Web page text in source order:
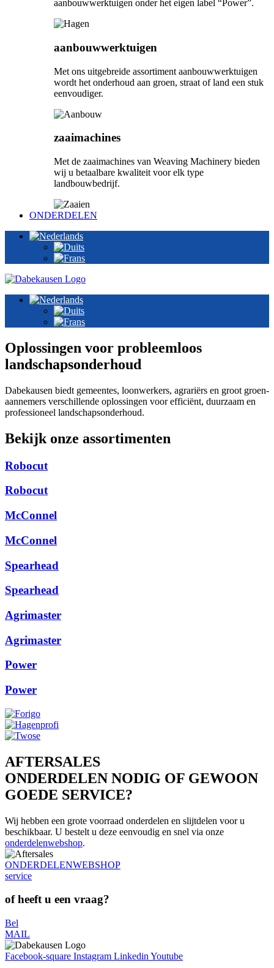
aanbouwwerktuigen onder het eigen label “Power”.
aanbouwwerktuigen
Met ons uitgebreide assortiment aanbouwwerktuigen
wordt het onderhoud aan groen, straat of land een stuk
eenvoudiger.
zaaimachines
Met de zaaimachines van Weaving Machinery bieden
wij u betaalbare kwaliteit voor elk type
landbouwbedrijf.
ONDERDELEN
Oplossingen voor probleem­loos
landschaps­onderhoud
Dabekausen biedt gemeentes, loonwerkers, agrariërs en groot groen-
aannemers verschillende oplossingen voor efficiënt, duurzaam en
professioneel landschapsonderhoud.
Bekijk onze assortimenten
Robocut
Robocut
McConnel
McConnel
Spearhead
Spearhead
Agrimaster
Agrimaster
Power
Power
AFTERSALES
ONDERDELEN NODIG OF GEWOON
GOEDE SERVICE?
Wij hebben een grote voorraad onderdelen en slijtdelen voor u
beschikbaar. U bestelt u deze eenvoudig en snel via onze
onderdelenwebshop.
ONDERDELENWEBSHOP
service
of heeft u een vraag?
Bel
MAIL
Facebook-square Instagram Linkedin Youtube